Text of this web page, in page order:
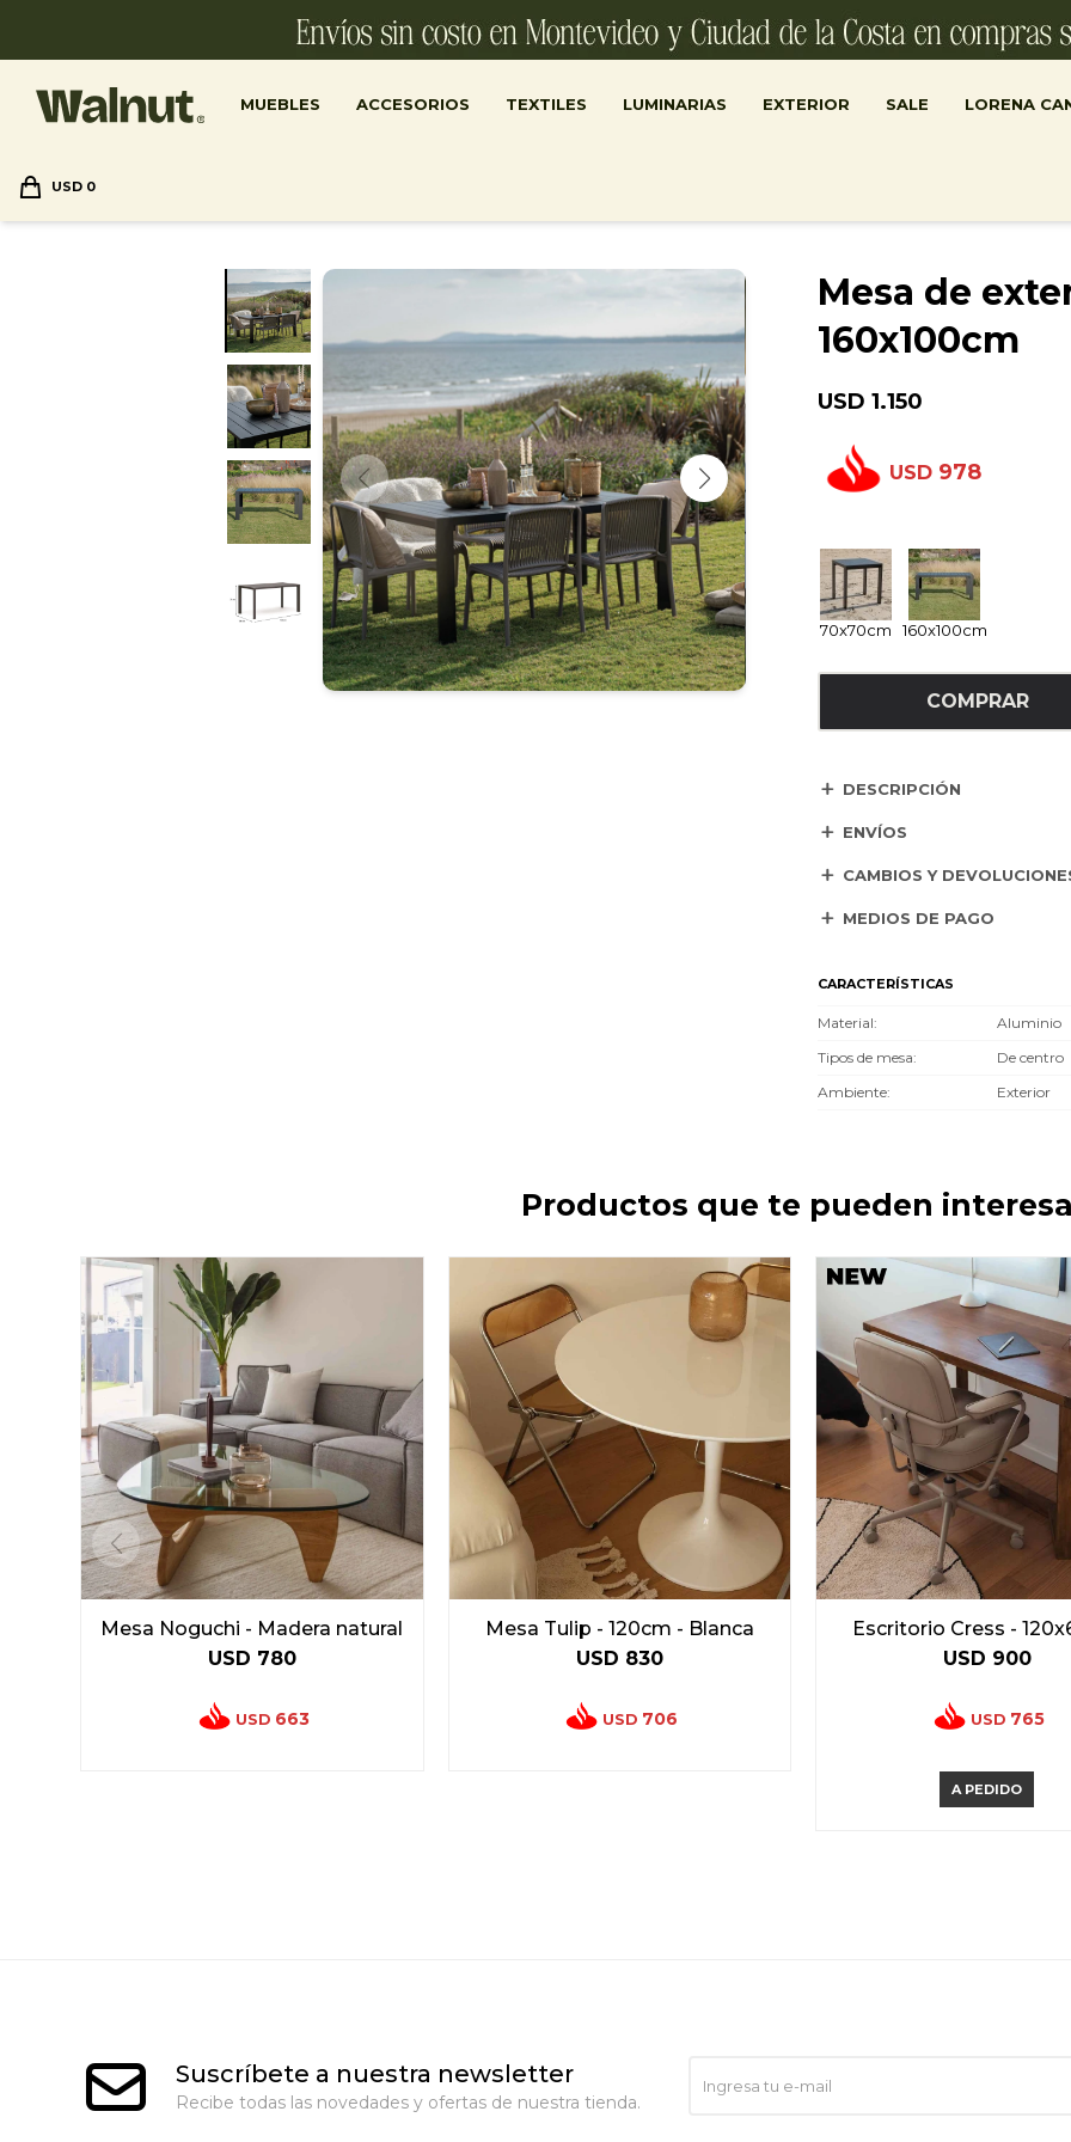
MUEBLES ACCESORIOS TEXTILES LUMINARIAS EXTERIOR SALE LORENA
USD 0
Mesa de
160x100cm
USD 1.150
USD 978
70x70cm 160x100cm
COMPRAR
DESCRIPCIÓN
ENVÍOS
CAMBIOS Y
MEDIOS DE PAGO
CARACTERÍSTICAS
Material
Aluminio
Tipos de mesa
De centro
Ambiente
Exterior
Productos que te pueden
Mesa Noguchi - Madera natural
USD 780
USD 663
Mesa Tulip - 120cm - Blanca
USD 830
USD 706
Escritorio Cress -
USD 900
USD 765
A PEDIDO
Suscríbete a nuestra newsletter
Recibe todas las novedades y ofertas de nuestra tienda.